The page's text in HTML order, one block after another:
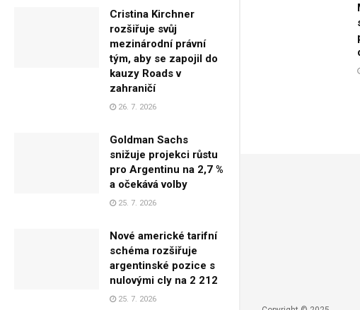
Cristina Kirchner
rozšiřuje svůj
mezinárodní právní
tým, aby se zapojil do
kauzy Roads v
zahraničí
26. 7. 2026
Goldman Sachs
snižuje projekci růstu
pro Argentinu na 2,7 %
a očekává volby
25. 7. 2026
Nové americké tarifní
schéma rozšiřuje
argentinské pozice s
nulovými cly na 2 212
25. 7. 2026